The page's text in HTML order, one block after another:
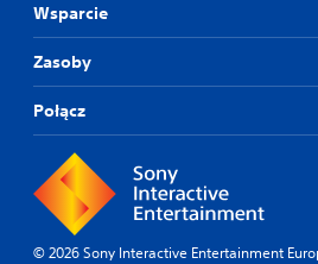
Wsparcie
Zasoby
Połącz
© 2026 Sony Interactive Entertainment